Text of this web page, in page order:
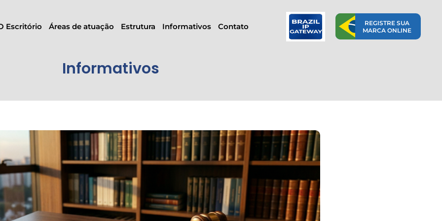
Escritório Áreas de atuação Estrutura Informativos Contato
REGISTRE SUA
MARCA ONLINE
Informativos